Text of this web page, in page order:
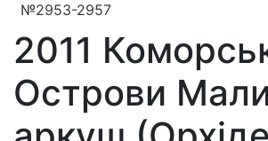
№2953-2957
2011
Острови